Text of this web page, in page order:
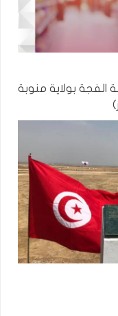
الفجة بولاية منوبة